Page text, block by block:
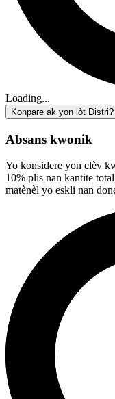
Loading...
Konpare ak yon lòt Distri?
Absans kwonik
Yo konsidere yon elèv
10% plis nan kantite
matènèl yo eskli nan